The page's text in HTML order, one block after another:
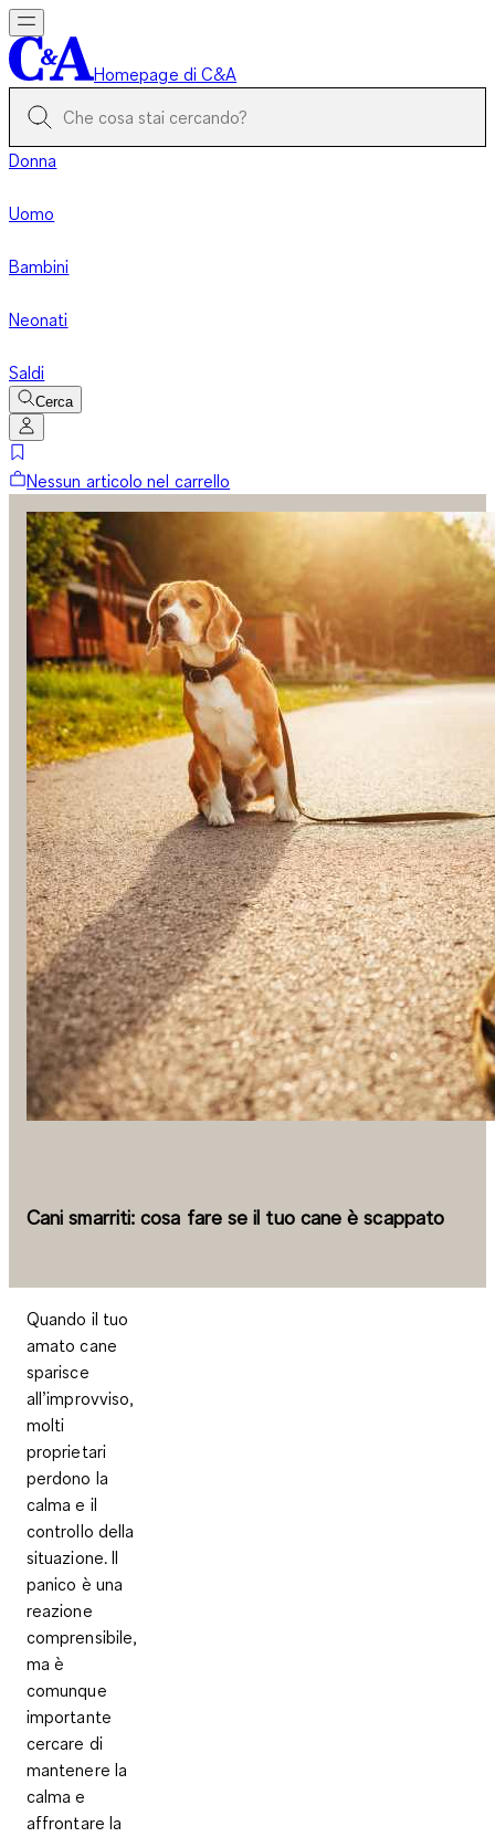
Homepage di C&A
Donna
Uomo
Bambini
Neonati
Saldi
Cerca
Nessun articolo nel carrello
Cani smarriti: cosa fare se il tuo cane è scappato
Quando il tuo
amato cane
sparisce
all’improvviso,
molti
proprietari
perdono la
calma e il
controllo della
situazione. Il
panico è una
reazione
comprensibile,
ma è
comunque
importante
cercare di
mantenere la
calma e
affrontare la